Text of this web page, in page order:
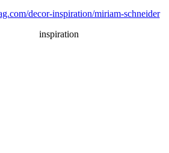
decor-inspiration/miriam-schneider